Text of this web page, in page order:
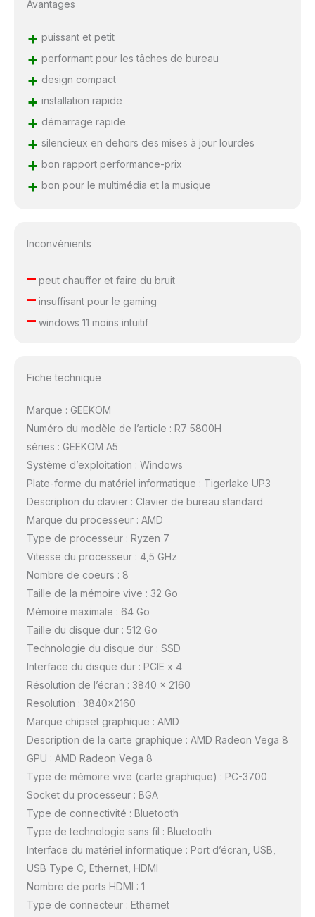
Avantages
+ puissant et petit
+ performant pour les tâches de bureau
+ design compact
+ installation rapide
+ démarrage rapide
+ silencieux en dehors des mises à jour lourdes
+ bon rapport performance-prix
+ bon pour le multimédia et la musique
Inconvénients
–peut chauffer et faire du bruit
–insuffisant pour le gaming
–windows 11 moins intuitif
Fiche technique
Marque : GEEKOM
Numéro du modèle de l’article : R7 5800H
séries : GEEKOM A5
Système d’exploitation : Windows
Plate-forme du matériel informatique : Tigerlake UP3
Description du clavier : Clavier de bureau standard
Marque du processeur : AMD
Type de processeur : Ryzen 7
Vitesse du processeur : 4,5 GHz
Nombre de coeurs : 8
Taille de la mémoire vive : 32 Go
Mémoire maximale : 64 Go
Taille du disque dur : 512 Go
Technologie du disque dur : SSD
Interface du disque dur : PCIE x 4
Résolution de l’écran : 3840 x 2160
Resolution : 3840×2160
Marque chipset graphique : AMD
Description de la carte graphique : AMD Radeon Vega 8
GPU : AMD Radeon Vega 8
Type de mémoire vive (carte graphique) : PC-3700
Socket du processeur : BGA
Type de connectivité : Bluetooth
Type de technologie sans fil : Bluetooth
Interface du matériel informatique : Port d’écran, USB,
USB Type C, Ethernet, HDMI
Nombre de ports HDMI : 1
Type de connecteur : Ethernet